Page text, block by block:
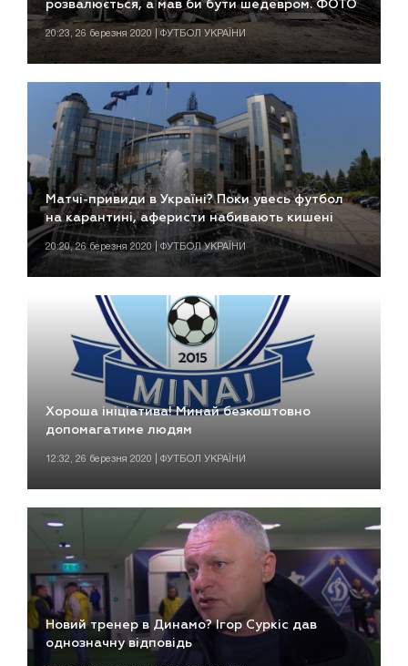
розвалюється, а мав би бути шедевром. ФОТО
20:23, 26 березня 2020 | ФУТБОЛ УКРАЇНИ
Матчі-привиди в Україні? Поки увесь футбол
на карантині, аферисти набивають кишені
20:20, 26 березня 2020 | ФУТБОЛ УКРАЇНИ
Хороша ініціатива! Минай безкоштовно
допомагатиме людям
12:32, 26 березня 2020 | ФУТБОЛ УКРАЇНИ
Новий тренер в Динамо? Ігор Суркіс дав
однозначну відповідь